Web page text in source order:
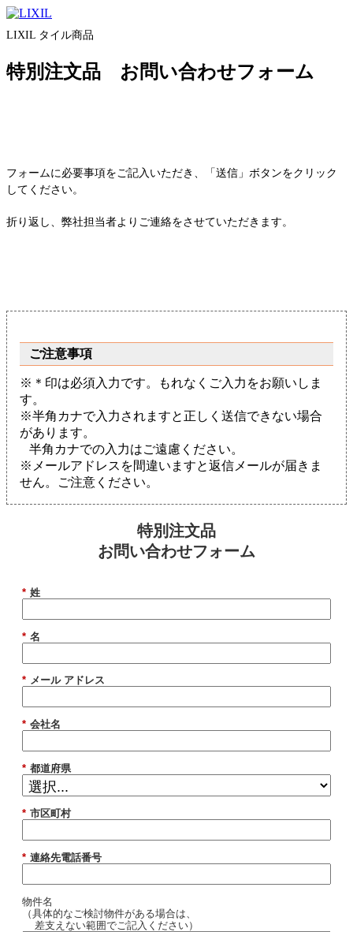
LIXIL タイル商品
特別注文品 お問い合わせフォーム
フォームに必要事項をご記入いただき、「送信」ボタンをクリック
してください。
折り返し、弊社担当者よりご連絡をさせていただきます。
ご注意事項
※＊印は必須入力です。もれなくご入力をお願いしま
す。
※半角カナで入力されますと正しく送信できない場合
があります。
半角カナでの入力はご遠慮ください。
※メールアドレスを間違いますと返信メールが届きま
せん。ご注意ください。
特別注文品
お問い合わせフォーム
* 姓
* 名
* メール アドレス
* 会社名
* 都道府県
* 市区町村
* 連絡先電話番号
物件名
（具体的なご検討物件がある場合は、
差支えない範囲でご記入ください）